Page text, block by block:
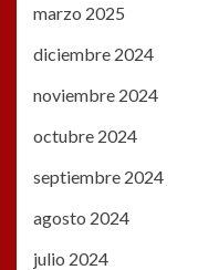
marzo 2025
diciembre 2024
noviembre 2024
octubre 2024
septiembre 2024
agosto 2024
julio 2024